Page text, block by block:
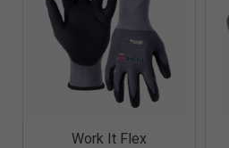
Quick View+
Work It Flex